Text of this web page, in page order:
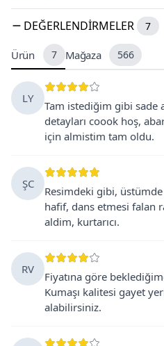
DEĞERLENDIRMELER 7
Ürün 7 Mağaza 566
LY
Tam istediğim gibi sade
detayları coook hoş,
için almistim tam oldu.
ŞC
Resimdeki gibi,
hafif, dans etmesi falan
aldim, kurtarıcı.
RV
Fiyatına göre
Kumaşı kalitesi gayet
alabilirsiniz.